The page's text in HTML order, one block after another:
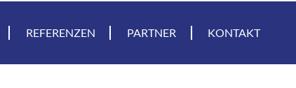
REFERENZEN PARTNER KONTAKT